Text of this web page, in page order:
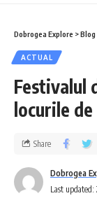
Dobrogea Explore >Blog
ACTUAL
Festivalul
locurile
Last
Dobrogea
Share